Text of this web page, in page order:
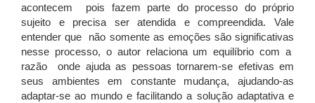
acontecem pois fazem parte do processo do próprio
sujeito e precisa ser atendida e compreendida. Vale
entender que não somente as emoções são significativas
nesse processo, o autor relaciona um equilíbrio com a
razão onde ajuda as pessoas tornarem-se efetivas em
seus ambientes em constante mudança, ajudando-as
adaptar-se ao mundo e facilitando a solução adaptativa e